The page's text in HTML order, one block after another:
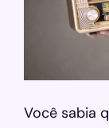
Você sabia